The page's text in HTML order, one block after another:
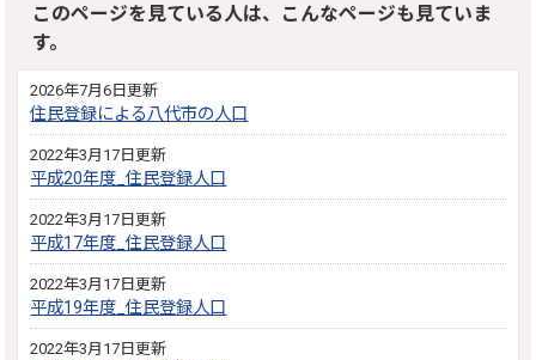
このページを見ている人は、こんなページも見ていま
す。
2026年7月6日更新
住民登録による八代市の人口
2022年3月17日更新
平成20年度_住民登録人口
2022年3月17日更新
平成17年度_住民登録人口
2022年3月17日更新
平成19年度_住民登録人口
2022年3月17日更新